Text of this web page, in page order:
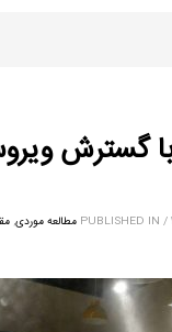
با گسترش
/
PUBLISHED IN مطالعه موردی,